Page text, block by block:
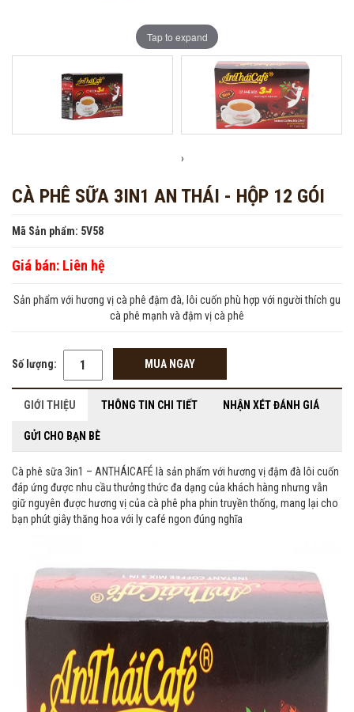
Tap to expand
›
CÀ PHÊ SỮA 3IN1 AN THÁI - HỘP 12 GÓI
Mã Sản phẩm: 5V58
Giá bán: Liên hệ
Sản phẩm với hương vị cà phê đậm đà, lôi cuốn phù hợp với người thích gu
cà phê mạnh và đậm vị cà phê
Số lượng: MUA NGAY
GIỚI THIỆU THÔNG TIN CHI TIẾT NHẬN XÉT ĐÁNH GIÁ
GỬI CHO BẠN BÈ
Cà phê sữa 3in1 – ANTHÁICAFÉ là sản phẩm với hương vị đậm đà lôi cuốn
đáp ứng được nhu cầu thưởng thức đa dạng của khách hàng nhưng vẫn
giữ nguyên được hương vị của cà phê pha phin truyền thống, mang lại cho
bạn phút giây thăng hoa với ly café ngon đúng nghĩa